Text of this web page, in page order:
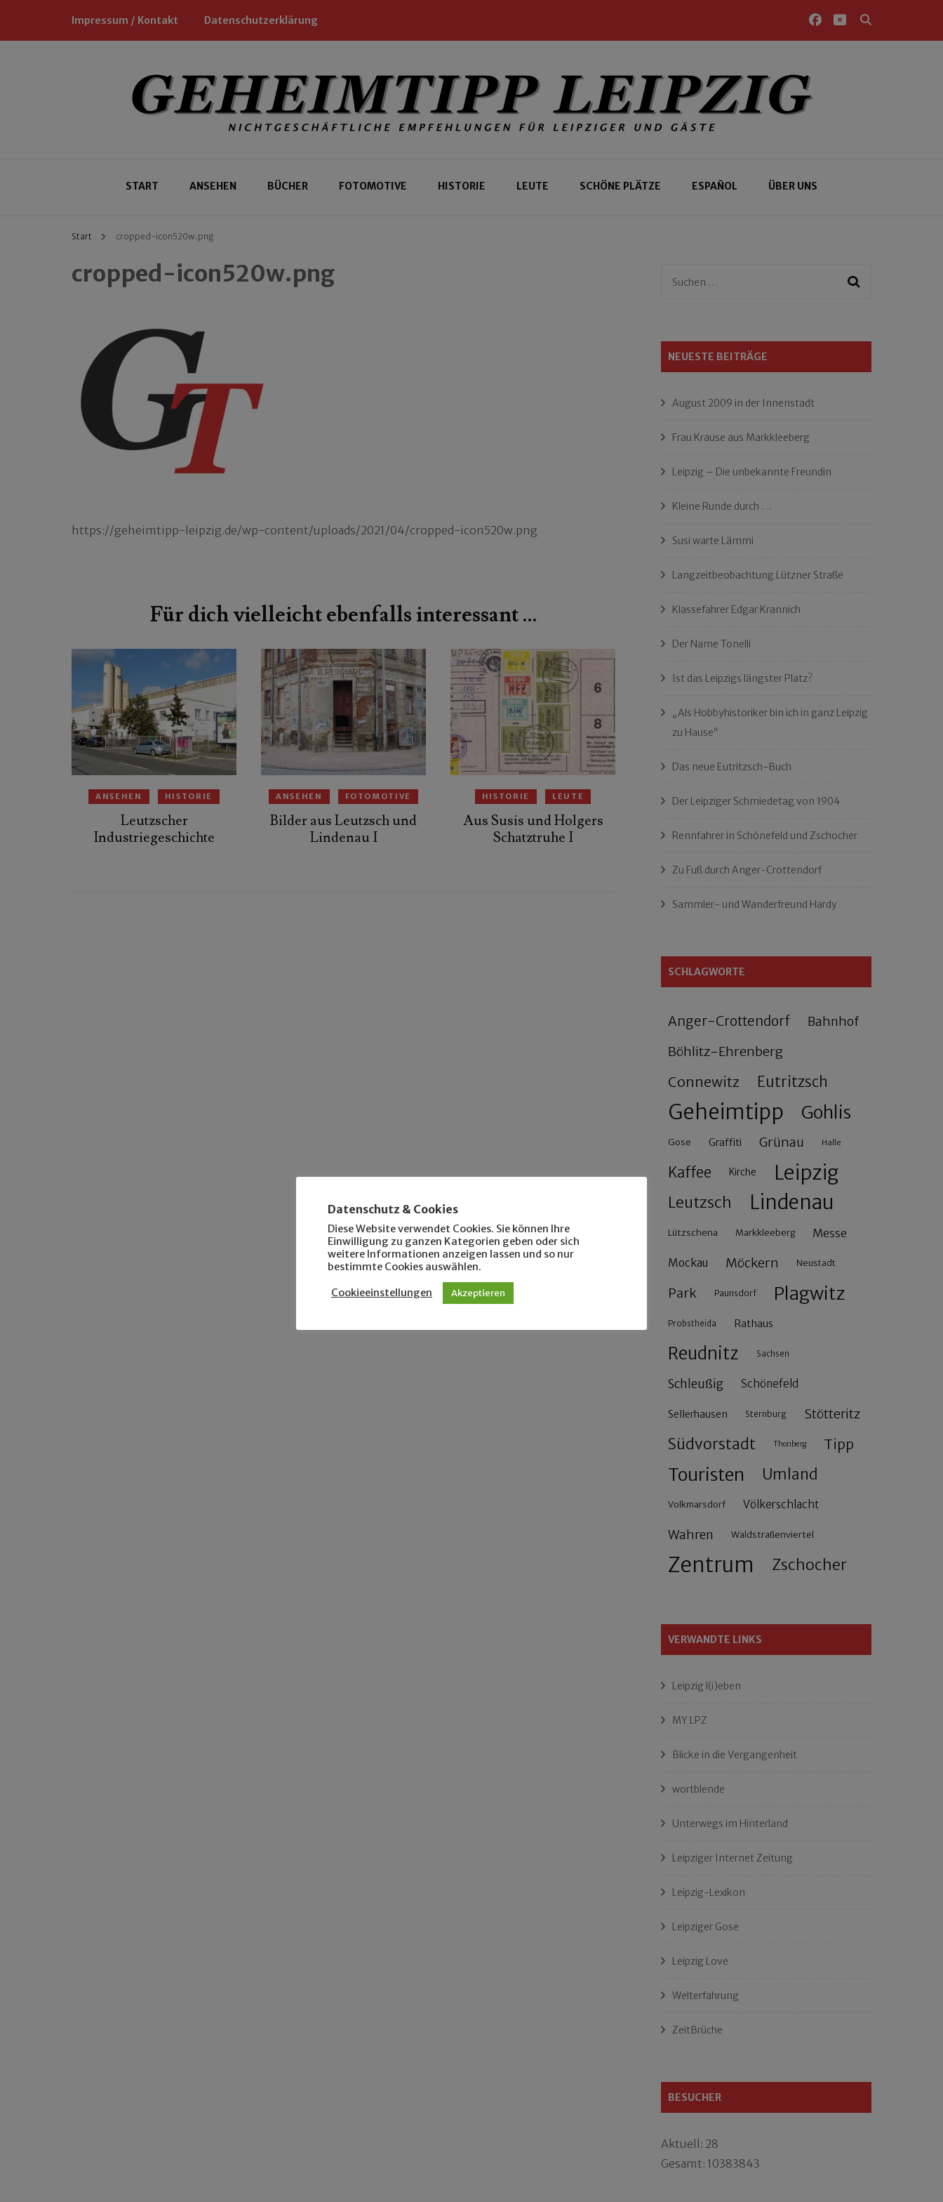
Impressum / Kontakt Datenschutzerklärung
Geheimtipp Leipzig
START ANSEHEN BÜCHER FOTOMOTIVE HISTORIE LEUTE SCHÖNE PLÄTZE ESPAÑOL ÜBER UNS
Start cropped-icon520w.png
cropped-icon520w.png
https://geheimtipp-leipzig.de/wp-content/uploads/2021/04/cropped-icon520w.png
Für dich vielleicht ebenfalls interessant …
ANSEHEN HISTORIE
Leutzscher
Industriegeschichte
ANSEHEN FOTOMOTIVE
Bilder aus Leutzsch und
Lindenau I
HISTORIE LEUTE
Aus Susis und Holgers
Schatztruhe I
Suchen
NEUESTE BEITRÄGE
August 2009 in der Innenstadt
Frau Krause aus Markkleeberg
Leipzig – Die unbekannte Freundin
Kleine Runde durch …
Susi warte Lämmi
Langzeitbeobachtung Lützner Straße
Klassefahrer Edgar Krannich
Der Name Tonelli
Ist das Leipzigs längster Platz?
„Als Hobbyhistoriker bin ich in ganz Leipzig
zu Hause“
Das neue Eutritzsch-Buch
Der Leipziger Schmiedetag von 1904
Rennfahrer in Schönefeld und Zschocher
Zu Fuß durch Anger-Crottendorf
Sammler- und Wanderfreund Hardy
SCHLAGWORTE
Anger-Crottendorf Bahnhof
Böhlitz-Ehrenberg
Connewitz Eutritzsch
Geheimtipp Gohlis
Gose Graffiti Grünau Halle
Kaffee Kirche Leipzig
Leutzsch Lindenau
Lützschena Markkleeberg Messe
Mockau Möckern Neustadt
Park Paunsdorf Plagwitz
Probstheida Rathaus
Reudnitz Sachsen
Schleußig Schönefeld
Sellerhausen Sternburg Stötteritz
Südvorstadt Thonberg Tipp
Touristen Umland
Volkmarsdorf Völkerschlacht
Wahren Waldstraßenviertel
Zentrum Zschocher
VERWANDTE LINKS
Leipzig l(i)eben
MY LPZ
Blicke in die Vergangenheit
wortblende
Unterwegs im Hinterland
Leipziger Internet Zeitung
Leipzig-Lexikon
Leipziger Gose
Leipzig Love
Welterfahrung
ZeitBrüche
BESUCHER
Aktuell: 28
Gesamt: 10383843
Datenschutz & Cookies
Diese Website verwendet Cookies. Sie können Ihre
Einwilligung zu ganzen Kategorien geben oder sich
weitere Informationen anzeigen lassen und so nur
bestimmte Cookies auswählen.
Cookieeinstellungen Akzeptieren